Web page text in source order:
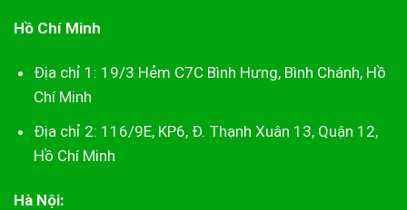
Hồ Chí Minh
Địa chỉ 1: 19/3 Hẻm C7C Bình Hưng, Bình Chánh, Hồ
Chí Minh
Địa chỉ 2: 116/9E, KP6, Đ. Thạnh Xuân 13, Quận 12,
Hồ Chí Minh
Hà Nội: